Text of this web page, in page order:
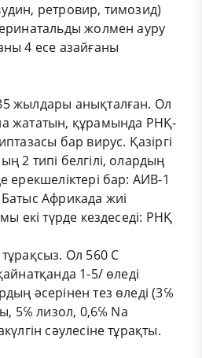
ретровир, тимозид)
жолмен ауру
4 есе азайғаны
жылдары анықталған. Ол
жататын, құрамында РНҚ-
бар вирус. Қазіргі
2 типі белгілі, олардың
ерекшеліктері бар: АИВ-1
Африкада жиі
екі түрде кездеседі: РНҚ
Ол 560 С
1-5/ өледі
әсерінен тез өледі (3℅
5℅ лизол, 0,6℅ Na
сәулесіне тұрақты.